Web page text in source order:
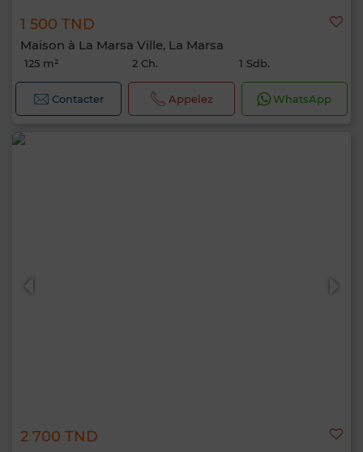
1 500 TND
Maison à La Marsa Ville, La Marsa
125 m² 2 Ch. 1 Sdb.
Contacter Appelez WhatsApp
2 700 TND